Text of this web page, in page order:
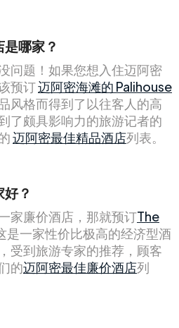
哪家？
问题！如果您想入住迈阿密
预订迈阿密海滩的 Palihouse
风格而得到了以往客人的高
了颇具影响力的旅游记者的
迈阿密最佳精品酒店列表。
？
家廉价酒店，那就预订The
是一家性价比极高的经济型酒
受到旅游专家的推荐，顾客
的迈阿密最佳廉价酒店列